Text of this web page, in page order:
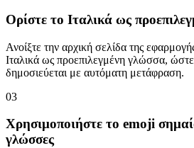
Ορίστε το Ιταλικά ως
Ανοίξτε την αρχική σελίδα της
Ιταλικά ως προεπιλεγμένη γλώσσα,
δημοσιεύεται με αυτόματη μετάφραση.
03
Χρησιμοποιήστε το emoji
γλώσσες